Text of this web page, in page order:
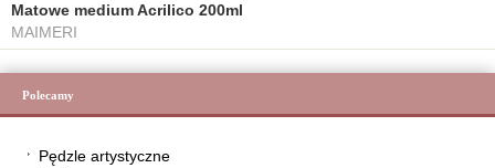
Matowe medium Acrilico 200ml
MAIMERI
Polecamy
Pędzle artystyczne